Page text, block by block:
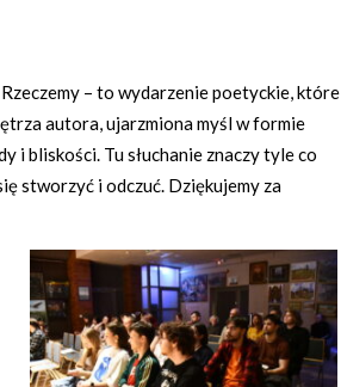
– to wydarzenie poetyckie, które
autora, ujarzmiona myśl w formie
i bliskości. Tu słuchanie znaczy tyle co
stworzyć i odczuć. Dziękujemy za